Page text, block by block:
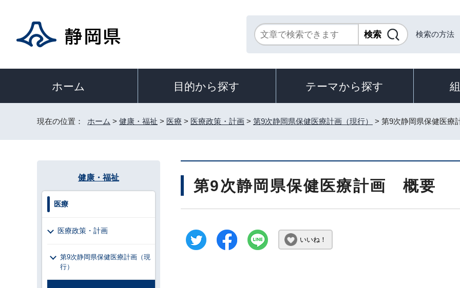
検索の方法
ホーム 目的から探す テーマから探す
現在の位置： ホーム > 健康・福祉 > 医療 > 医療政策・計画 > 第9次静岡県保健医療計画（現行） > 第9次静岡県保健医
第9次静岡県保健医療計画 概要
いいね！
健康・福祉
医療
医療政策・計画
第9次静岡県保健医療計画（現
行）